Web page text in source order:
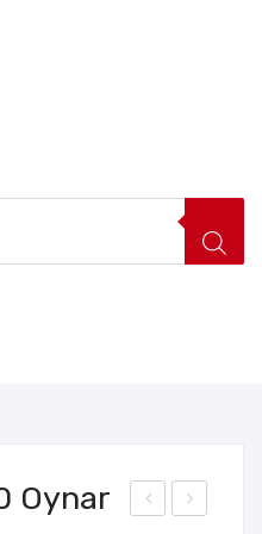
Oynar